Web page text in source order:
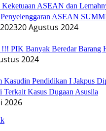
Keketuaan ASEAN dan
ASEAN
20 Agustus 2024
PIK Banyak Beredar Barang
2024
Kasudin Pendidikan I Jakpus
Terkait Kasus Dugaan Asusila
2026